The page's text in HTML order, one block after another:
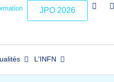
JPO 2026
L'INFN